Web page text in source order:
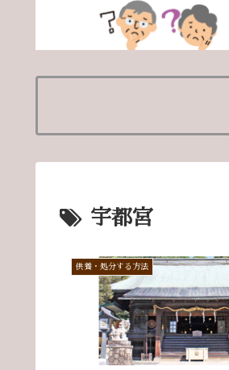
宇都宮
供養・処分する方法